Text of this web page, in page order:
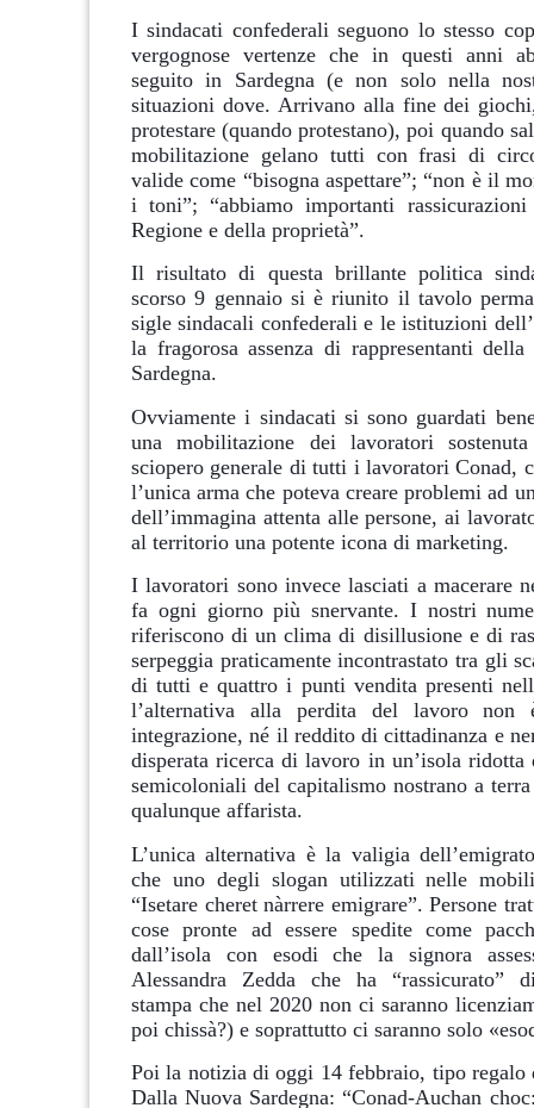
I sindacati confederali seguono lo stesso
vergognose vertenze che in questi anni
seguito in Sardegna (e non solo nella
situazioni dove. Arrivano alla fine dei
protestare (quando protestano), poi quando
mobilitazione gelano tutti con frasi di
valide come “bisogna aspettare”; “non è il
i toni”; “abbiamo importanti
Regione e della proprietà”.
Il risultato di questa brillante politica
scorso 9 gennaio si è riunito il tavolo
sigle sindacali confederali e le istituzioni
la fragorosa assenza di rappresentanti
Sardegna.
Ovviamente i sindacati si sono guardati
una mobilitazione dei lavoratori
sciopero generale di tutti i lavoratori Conad,
l’unica arma che poteva creare problemi ad
dell’immagina attenta alle persone, ai
al territorio una potente icona di marketing.
I lavoratori sono invece lasciati a macerare
fa ogni giorno più snervante. I nostri
riferiscono di un clima di disillusione e di
serpeggia praticamente incontrastato tra gli
di tutti e quattro i punti vendita presenti
l’alternativa alla perdita del lavoro non
integrazione, né il reddito di cittadinanza e
disperata ricerca di lavoro in un’isola ridotta
semicoloniali del capitalismo nostrano a
qualunque affarista.
L’unica alternativa è la valigia
che uno degli slogan utilizzati nelle
“Isetare cheret nàrrere emigrare”. Persone
cose pronte ad essere spedite come
dall’isola con esodi che la signora
Alessandra Zedda che ha “rassicurato”
stampa che nel 2020 non ci saranno
poi chissà?) e soprattutto ci saranno solo
Poi la notizia di oggi 14 febbraio, tipo regalo
Dalla Nuova Sardegna: “Conad-Auchan